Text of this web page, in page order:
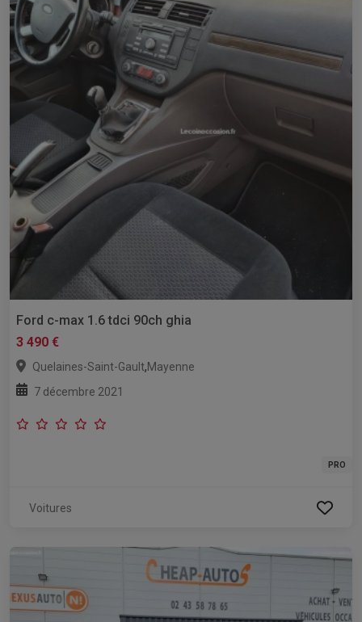
Ford c-max 1.6 tdci 90ch ghia
3 490 €
Quelaines-Saint-Gault,Mayenne
7 décembre 2021
PRO
Voitures